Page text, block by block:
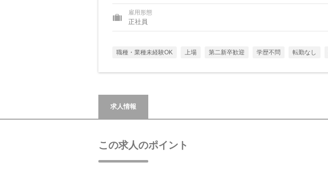
雇用形態
正社員
職種・業種未経験OK 上場 第二新卒歓迎 学歴不問 転勤なし
求人情報
この求人のポイント